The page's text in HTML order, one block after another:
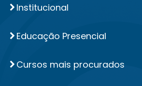
Institucional
Educação Presencial
Cursos mais procurados